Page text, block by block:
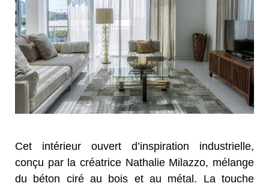
Cet intérieur ouvert d’inspiration industrielle,
conçu par la créatrice Nathalie Milazzo, mélange
du béton ciré au bois et au métal. La touche